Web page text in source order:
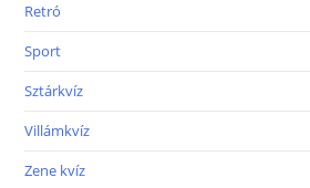
Retró
Sport
Sztárkvíz
Villámkvíz
Zene kvíz